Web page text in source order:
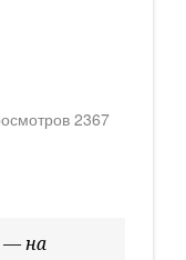
2367
— на